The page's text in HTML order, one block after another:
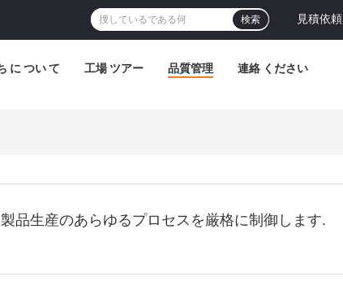
見積依頼
検索
に つい て 工場 ツアー 品質管理 連絡 ください
品生産のあらゆるプロセスを厳格に制御します.